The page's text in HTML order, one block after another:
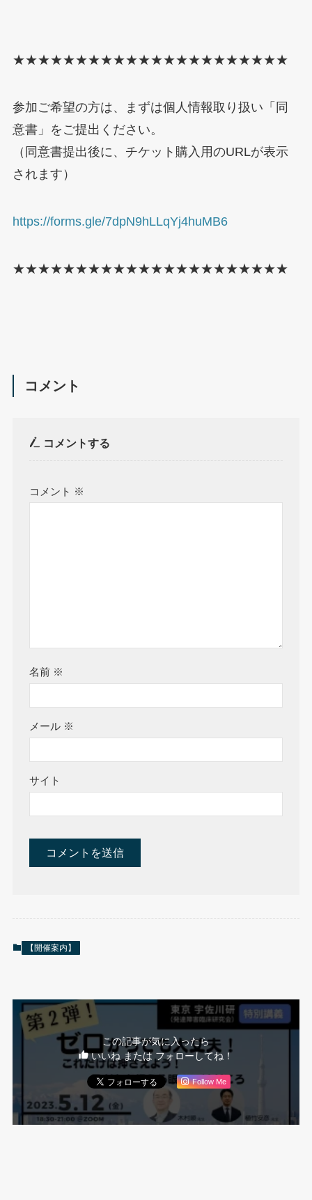
★★★★★★★★★★★★★★★★★★★★★★
参加ご希望の方は、まずは個人情報取り扱い「同
意書」をご提出ください。
（同意書提出後に、チケット購入用のURLが表示
されます）
https://forms.gle/7dpN9hLLqYj4huMB6
★★★★★★★★★★★★★★★★★★★★★★
【開催案内】
この記事が気に入ったら
いいね または フォローしてね！
Follow Me
コメント
コメントする
コメント ※
名前 ※
メール ※
サイト